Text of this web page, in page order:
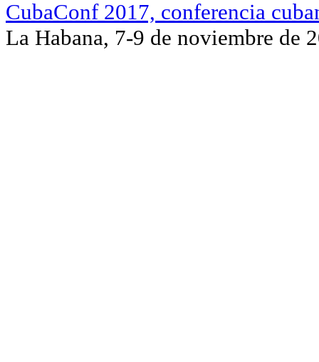
CubaConf 2017, conferencia
La Habana, 7-9 de noviembre de